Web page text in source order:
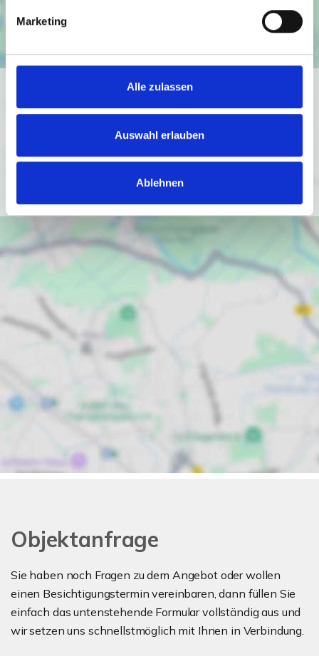
Marketing
Alle zulassen
Auswahl erlauben
Ablehnen
Ich bin damit einverstanden, dass mir Karten von Google
angezeigt werden. Es gelten die
Ich bin einverstanden
Objektanfrage
Sie haben noch Fragen zu dem Angebot oder wollen
einen Besichtigungstermin vereinbaren, dann füllen Sie
einfach das untenstehende Formular vollständig aus und
wir setzen uns schnellstmöglich mit Ihnen in Verbindung.